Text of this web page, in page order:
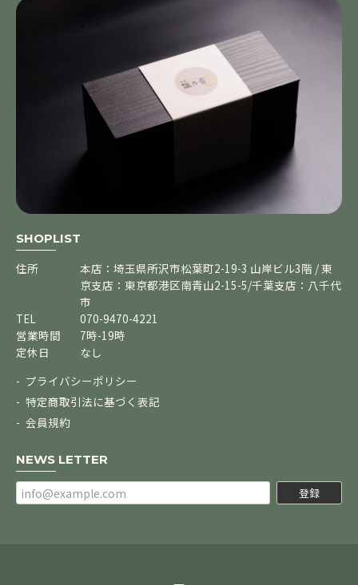
SHOPLIST
住所
本店：埼玉県所沢市松葉町2-19-3 山岸ビル3階 / 東
京支店：東京都港区南青山2-15-5/千葉支店：八千代
市
TEL
070-9470-4221
営業時間
7時-19時
定休日
なし
プライバシーポリシー
特定商取引法に基づく表記
会員規約
NEWS LETTER
登録